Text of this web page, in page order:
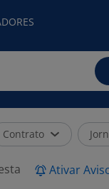
Contrato
Ativar